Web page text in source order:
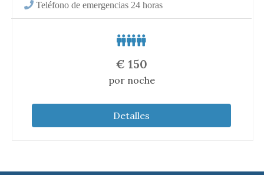
€ 150
por noche
Detalles